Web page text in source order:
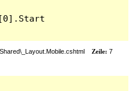
Zeile: 7